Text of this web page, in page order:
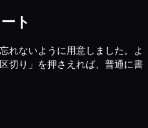
ト
れないように用意しました。よ
切り」を押さえれば、普通に書